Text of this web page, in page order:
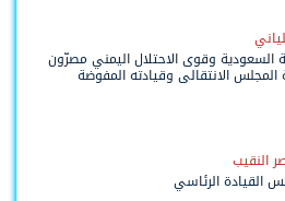
السعودية وقوى الاحتلال اليمني مصرّون
الانتقالي وقيادته المفوضة
النقيب
القيادة الرئاسي